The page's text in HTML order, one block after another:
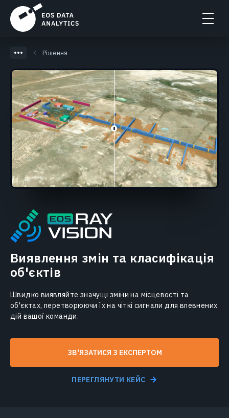
Рішення
Виявлення змін та класифікація
об'єктів
Швидко виявляйте значущі зміни на місцевості та
об'єктах, перетворюючи їх на чіткі сигнали для впевнених
дій вашої команди.
ЗВ'ЯЗАТИСЯ З ЕКСПЕРТОМ
ПЕРЕГЛЯНУТИ КЕЙС